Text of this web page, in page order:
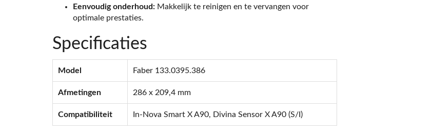
Eenvoudig onderhoud: Makkelijk te reinigen en te vervangen voor
optimale prestaties.
Specificaties
Model Faber 133.0395.386
Afmetingen 286 x 209,4 mm
Compatibiliteit In-Nova Smart X A90, Divina Sensor X A90 (S/I)